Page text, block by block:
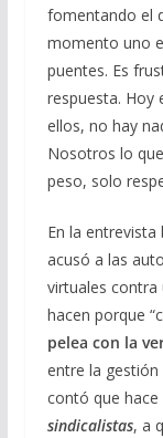
fomentando el
momento uno
puentes. Es
respuesta. Hoy
ellos, no hay
Nosotros lo
peso, solo
En la
acusó a las
virtuales contra
hacen porque
pelea con la
entre la gestión
contó que hace
sindicalistas, a